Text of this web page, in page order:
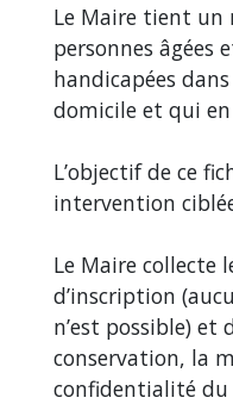
Le Maire tient un
personnes âgées
handicapées
domicile et qui
L’objectif de ce
intervention
Le Maire collecte
d’inscription
n’est possible) et
conservation, la
confidentialité